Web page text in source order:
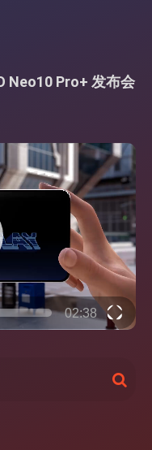
Neo10 Pro+ 发布会
02:38
搜
索